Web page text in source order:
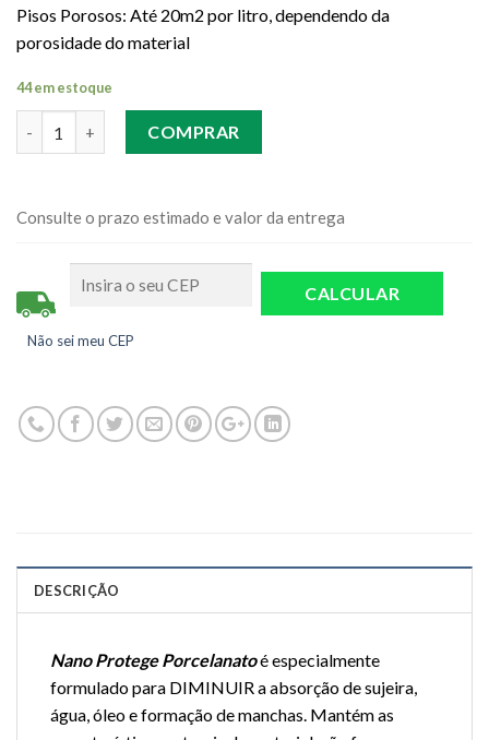
Pisos Porosos: Até 20m2 por litro, dependendo da
porosidade do material
44 em estoque
COMPRAR
Consulte o prazo estimado e valor da entrega
Não sei meu CEP
DESCRIÇÃO
Nano Protege Porcelanatoé especialmente
formulado para DIMINUIR a absorção de sujeira,
água, óleo e formação de manchas. Mantém as